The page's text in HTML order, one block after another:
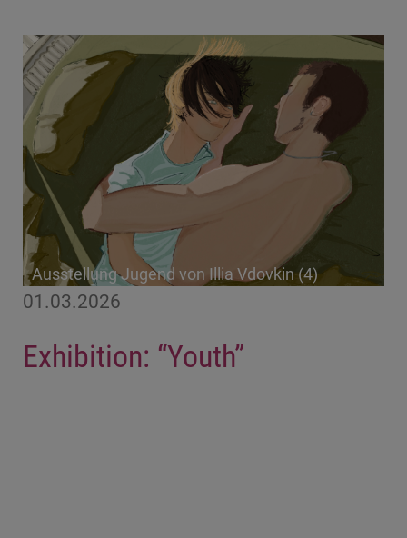
01.03.2026
Exhibition: “Youth”
Ausstellung Jugend von Illia Vdovkin (4)